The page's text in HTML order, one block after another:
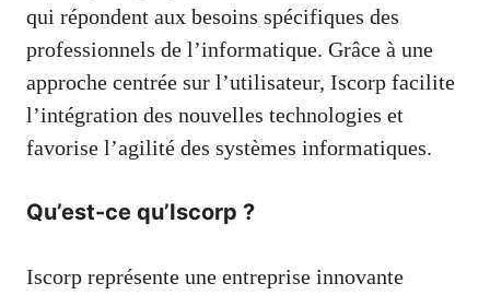
qui répondent aux besoins spécifiques des
professionnels de l’informatique. Grâce à une
approche centrée sur l’utilisateur, Iscorp facilite
l’intégration des nouvelles technologies et
favorise l’agilité des systèmes informatiques.
Qu’est-ce qu’Iscorp ?
Iscorp représente une entreprise innovante